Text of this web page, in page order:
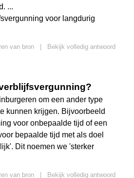
...
voor langdurig
van bron
Bekijk volledig antwoord
om een ander type
kunnen krijgen. Bijvoorbeeld
voor onbepaalde tijd of een
bepaalde tijd met als doel
Dit noemen we 'sterker
van bron
Bekijk volledig antwoord